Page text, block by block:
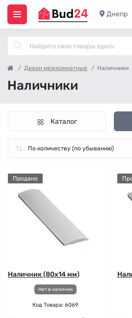
Днепр
Двери межкомнатные Наличники
Наличники
Каталог
Продано
Наличник (80x14 мм)
Нет в наличии
Код Товара: 6069